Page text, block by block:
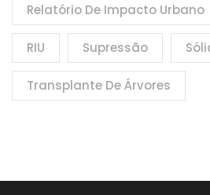
Relatório De Impacto Urbano
RIU Supressão
Transplante De Árvores